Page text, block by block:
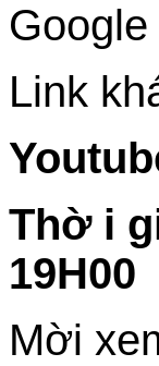
Link
Thờ i
19H00
Mời